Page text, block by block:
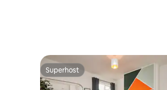
Superhost
Superhost